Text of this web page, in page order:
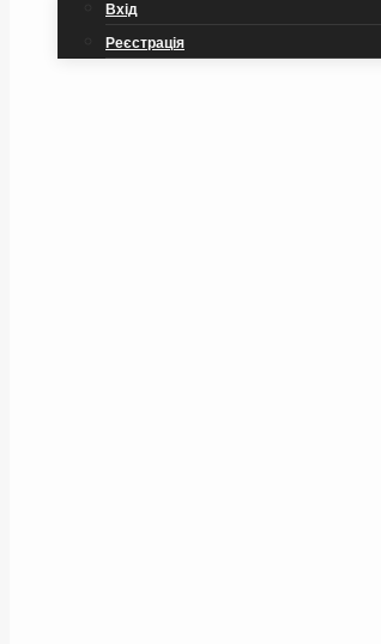
Вхід
Реєстрація